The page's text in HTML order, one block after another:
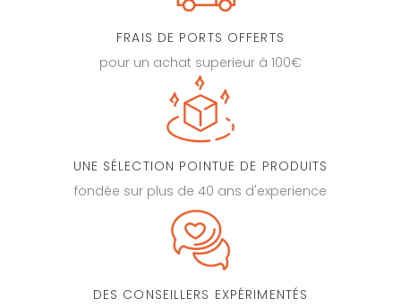
FRAIS DE PORTS OFFERTS
pour un achat superieur à 100€
UNE SÉLECTION POINTUE DE PRODUITS
fondée sur plus de 40 ans d'experience
DES CONSEILLERS EXPÉRIMENTÉS